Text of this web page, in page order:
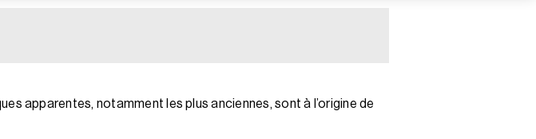
apparentes, notamment les plus anciennes, sont à l’origine de